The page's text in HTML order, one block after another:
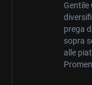
Gentile
prega
sopra
alle